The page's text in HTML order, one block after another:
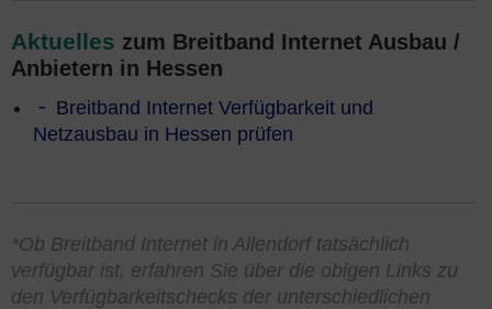
Aktuelles zum Breitband Internet Ausbau /
Anbietern in Hessen
Breitband Internet Verfügbarkeit und
Netzausbau in Hessen prüfen
*Ob Breitband Internet in Allendorf tatsächlich
verfügbar ist, erfahren Sie über die obigen Links zu
den Verfügbarkeitschecks der unterschiedlichen